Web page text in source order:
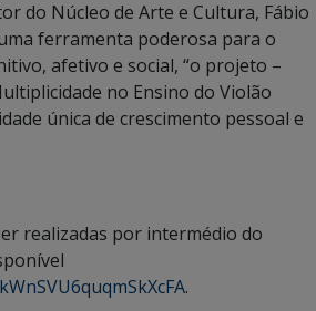
do Núcleo de Arte e Cultura, Fábio
ferramenta poderosa para o
afetivo e social, “o projeto –
no Ensino do Violão
única de crescimento pessoal e
realizadas por intermédio do
.